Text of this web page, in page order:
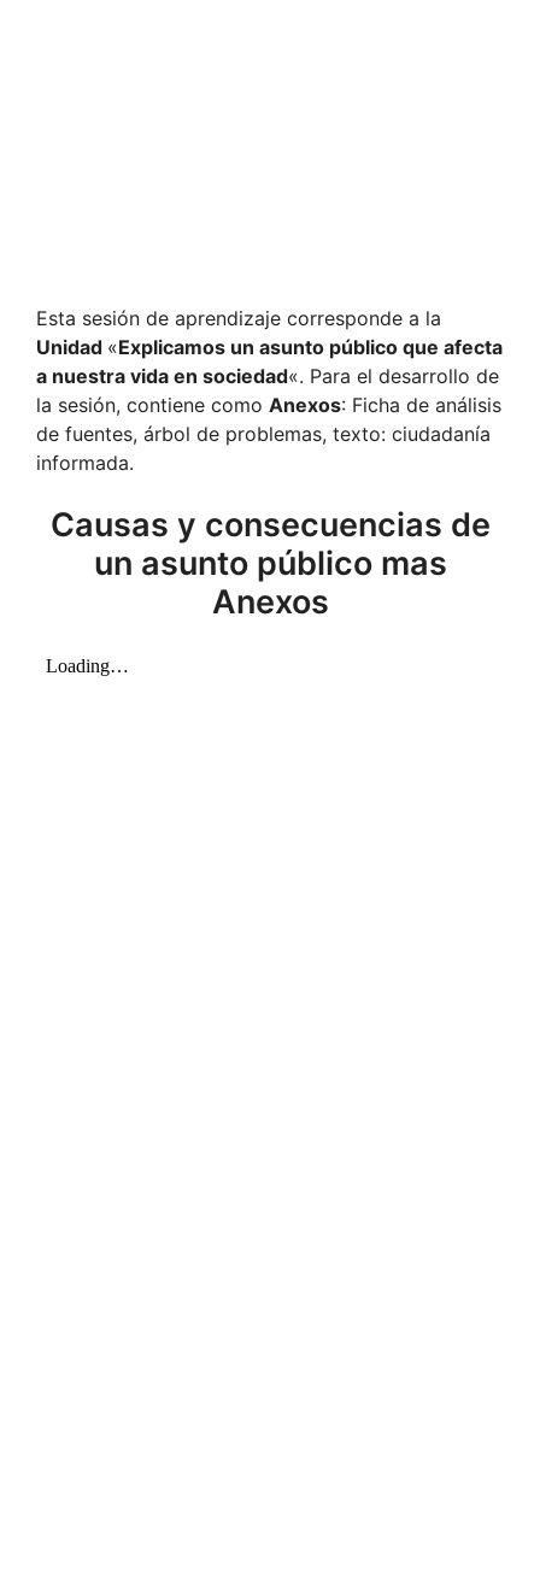
Esta sesión de aprendizaje corresponde a la
Unidad «Explicamos un asunto público que afecta
a nuestra vida en sociedad«. Para el desarrollo de
la sesión, contiene como Anexos: Ficha de análisis
de fuentes, árbol de problemas, texto: ciudadanía
informada.
Causas y consecuencias de
un asunto público mas
Anexos